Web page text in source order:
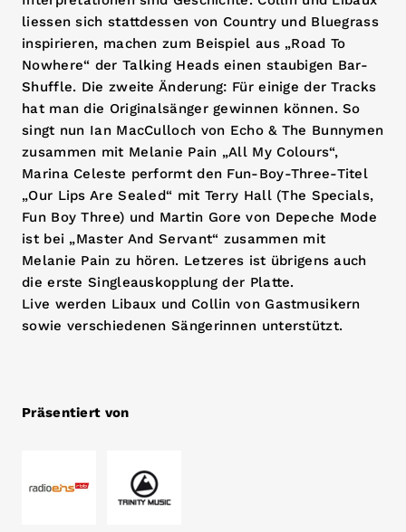
liessen sich stattdessen von Country und Bluegrass
inspirieren, machen zum Beispiel aus „Road To
Nowhere“ der Talking Heads einen staubigen Bar-
Shuffle. Die zweite Änderung: Für einige der Tracks
hat man die Originalsänger gewinnen können. So
singt nun Ian MacCulloch von Echo & The Bunnymen
zusammen mit Melanie Pain „All My Colours“,
Marina Celeste performt den Fun-Boy-Three-Titel
„Our Lips Are Sealed“ mit Terry Hall (The Specials,
Fun Boy Three) und Martin Gore von Depeche Mode
ist bei „Master And Servant“ zusammen mit
Melanie Pain zu hören. Letzeres ist übrigens auch
die erste Singleauskopplung der Platte.
Live werden Libaux und Collin von Gastmusikern
sowie verschiedenen Sängerinnen unterstützt.
Präsentiert von